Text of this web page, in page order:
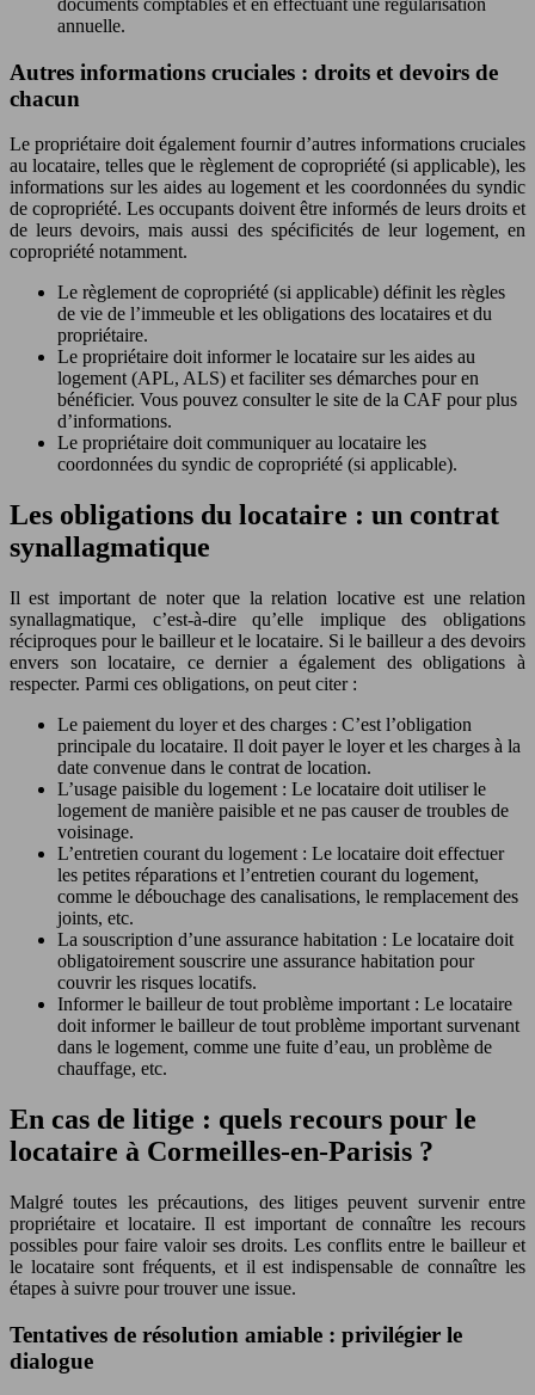
annuelle.
Autres informations cruciales : droits et devoirs de
chacun
Le propriétaire doit également fournir d’autres informations cruciales
au locataire, telles que le règlement de copropriété (si applicable), les
informations sur les aides au logement et les coordonnées du syndic
de copropriété. Les occupants doivent être informés de leurs droits et
de leurs devoirs, mais aussi des spécificités de leur logement, en
copropriété notamment.
Le règlement de copropriété (si applicable) définit les règles
de vie de l’immeuble et les obligations des locataires et du
propriétaire.
Le propriétaire doit informer le locataire sur les aides au
logement (APL, ALS) et faciliter ses démarches pour en
bénéficier. Vous pouvez consulter le site de la CAF pour plus
d’informations.
Le propriétaire doit communiquer au locataire les
coordonnées du syndic de copropriété (si applicable).
Les obligations du locataire : un contrat
synallagmatique
Il est important de noter que la relation locative est une relation
synallagmatique, c’est-à-dire qu’elle implique des obligations
réciproques pour le bailleur et le locataire. Si le bailleur a des devoirs
envers son locataire, ce dernier a également des obligations à
respecter. Parmi ces obligations, on peut citer :
Le paiement du loyer et des charges : C’est l’obligation
principale du locataire. Il doit payer le loyer et les charges à la
date convenue dans le contrat de location.
L’usage paisible du logement : Le locataire doit utiliser le
logement de manière paisible et ne pas causer de troubles de
voisinage.
L’entretien courant du logement : Le locataire doit effectuer
les petites réparations et l’entretien courant du logement,
comme le débouchage des canalisations, le remplacement des
joints, etc.
La souscription d’une assurance habitation : Le locataire doit
obligatoirement souscrire une assurance habitation pour
couvrir les risques locatifs.
Informer le bailleur de tout problème important : Le locataire
doit informer le bailleur de tout problème important survenant
dans le logement, comme une fuite d’eau, un problème de
chauffage, etc.
En cas de litige : quels recours pour le
locataire à Cormeilles-en-Parisis ?
Malgré toutes les précautions, des litiges peuvent survenir entre
propriétaire et locataire. Il est important de connaître les recours
possibles pour faire valoir ses droits. Les conflits entre le bailleur et
le locataire sont fréquents, et il est indispensable de connaître les
étapes à suivre pour trouver une issue.
Tentatives de résolution amiable : privilégier le
dialogue